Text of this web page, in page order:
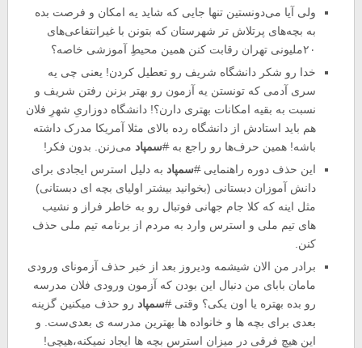
ولی آیا می‌دونستین تنها جایی که شاید یه امکان و فرصت بده
به بچه‌های پرتلاش تر شهرستان که بتونن با غیرانتفاعی‌های
۲۰ملیونی تهران رقابت کنن همین محیط‌ِ آموزشی خاصه؟
خدا رو شکر دانشگاه شریف رو تعطیل کردن! یعنی چی یه
سری آدمی که تونستن یه آزمون رو بهتر بزنن رفتن شریف و
نسبت به بقیه امکانات بهتری دارن؟! دانشگاه دوزاریِ شهرِ فلان
هم باید استادش از دانشگاه رده بالای مثلا آمریکا مدرک داشته
باشه! همین حرف‌ها رو راجع به#سمپاد می‌زنن. بدون فکر!
این حذف دوره راهنمایی#سمپاد به دلیل استرس ایجادی برای
دانش آموزان دبستانی (بخوانید بیشتر اولیای بچه ای دبستانی)
مثل اینه که کلا جام جهانی فوتبال رو به خاطر فراز و نشیب
های تیم ملی و استرس وارد به مردم از برنامه تیم ملی حذف
کنن.
برادر من الان شیشمه ودیروز بعد از خبر حذف آزمونای ورودی
مامان بابای من دنبال این بودن که آزمون ورودی فلان مدرسه
رو بده بهتره یا اون یکی؟ وقتی#سمپاد رو حذف میکنین گزینه
بعدی برای بچه ها و خانواده ها بهترین مدرسه ی بعدی‌ست. و
این هیچ فرقی در میزان استرس بچه ها ایجاد نمیکنه،هیچی!